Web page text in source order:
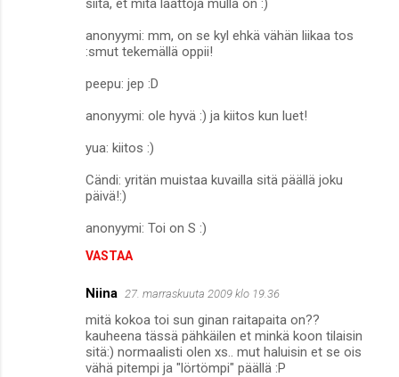
anonyymi: mm, on se kyl ehkä vähän liikaa tos
:smut tekemällä oppii!
peepu: jep :D
anonyymi: ole hyvä :) ja kiitos kun luet!
yua: kiitos :)
Cändi: yritän muistaa kuvailla sitä päällä joku
päivä!:)
anonyymi: Toi on S :)
VASTAA
Niina 27. marraskuuta 2009 klo 19.36
mitä kokoa toi sun ginan raitapaita on??
kauheena tässä pähkäilen et minkä koon tilaisin
sitä:) normaalisti olen xs.. mut haluisin et se ois
vähä pitempi ja "lörtömpi" päällä :P